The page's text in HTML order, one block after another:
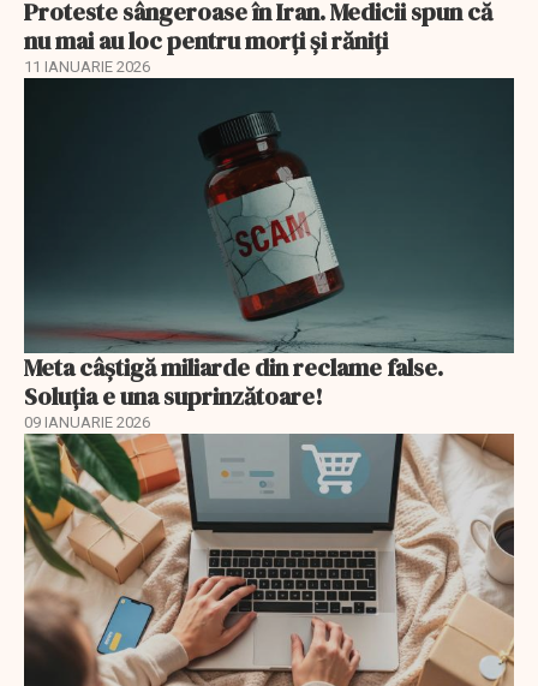
Proteste sângeroase în Iran. Medicii spun că
nu mai au loc pentru morți și răniți
11 IANUARIE 2026
Meta câștigă miliarde din reclame false.
Soluția e una suprinzătoare!
09 IANUARIE 2026